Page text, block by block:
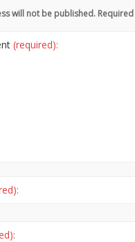
will not be published.
(required):